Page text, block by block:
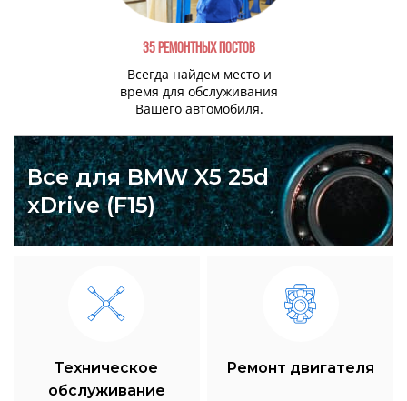
35 РЕМОНТНЫХ ПОСТОВ
Всегда найдем место и
время для обслуживания
Вашего автомобиля.
Все для BMW X5 25d
xDrive (F15)
Техническое
обслуживание
Ремонт двигателя